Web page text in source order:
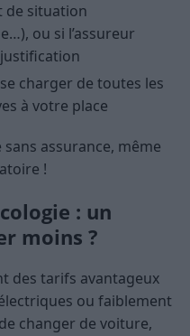
de situation
ou si l’assureur
charger de toutes les
à votre place
assurance, même
!
: un
moins ?
des tarifs avantageux
ou faiblement
changer de voiture,